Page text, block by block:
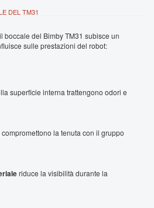
DEL TM31
boccale del Bimby TM31 subisce un
sulle prestazioni del robot:
superficie interna trattengono odori e
compromettono la tenuta con il gruppo
riduce la visibilità durante la